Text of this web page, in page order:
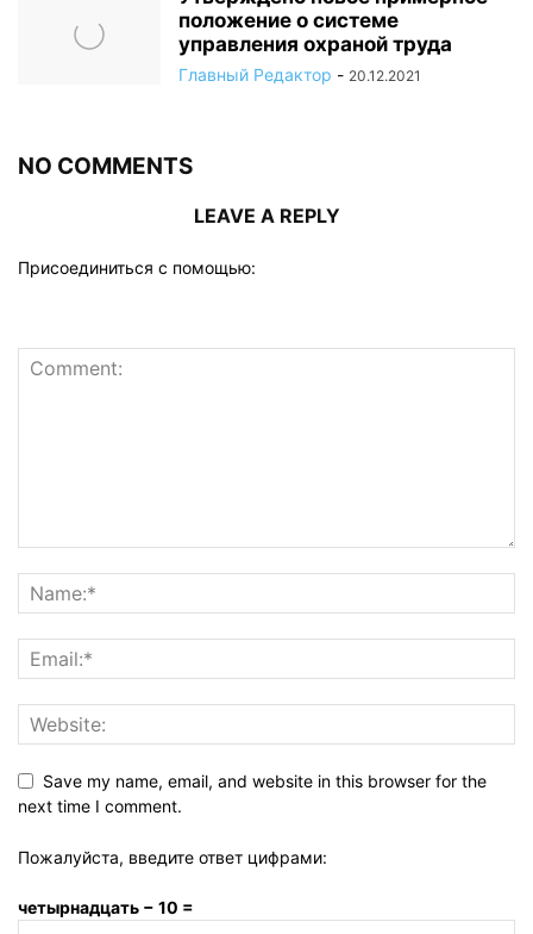
положение о системе
управления охраной труда
Главный Редактор - 20.12.2021
NO COMMENTS
LEAVE A REPLY
Присоединиться с помощью:
Save my name, email, and website in this browser for the
next time I comment.
Пожалуйста, введите ответ цифрами:
четырнадцать − 10 =